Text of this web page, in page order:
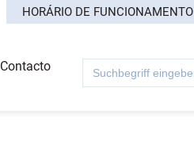
HORÁRIO DE FUNCIONAMENTO
Contacto
Search
for: